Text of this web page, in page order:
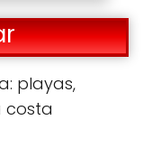
playas,
costa